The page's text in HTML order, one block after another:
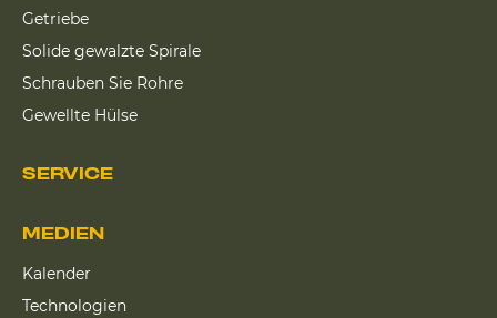
Getriebe
Solide gewalzte Spirale
Schrauben Sie Rohre
Gewellte Hülse
SERVICE
MEDIEN
Kalender
Technologien